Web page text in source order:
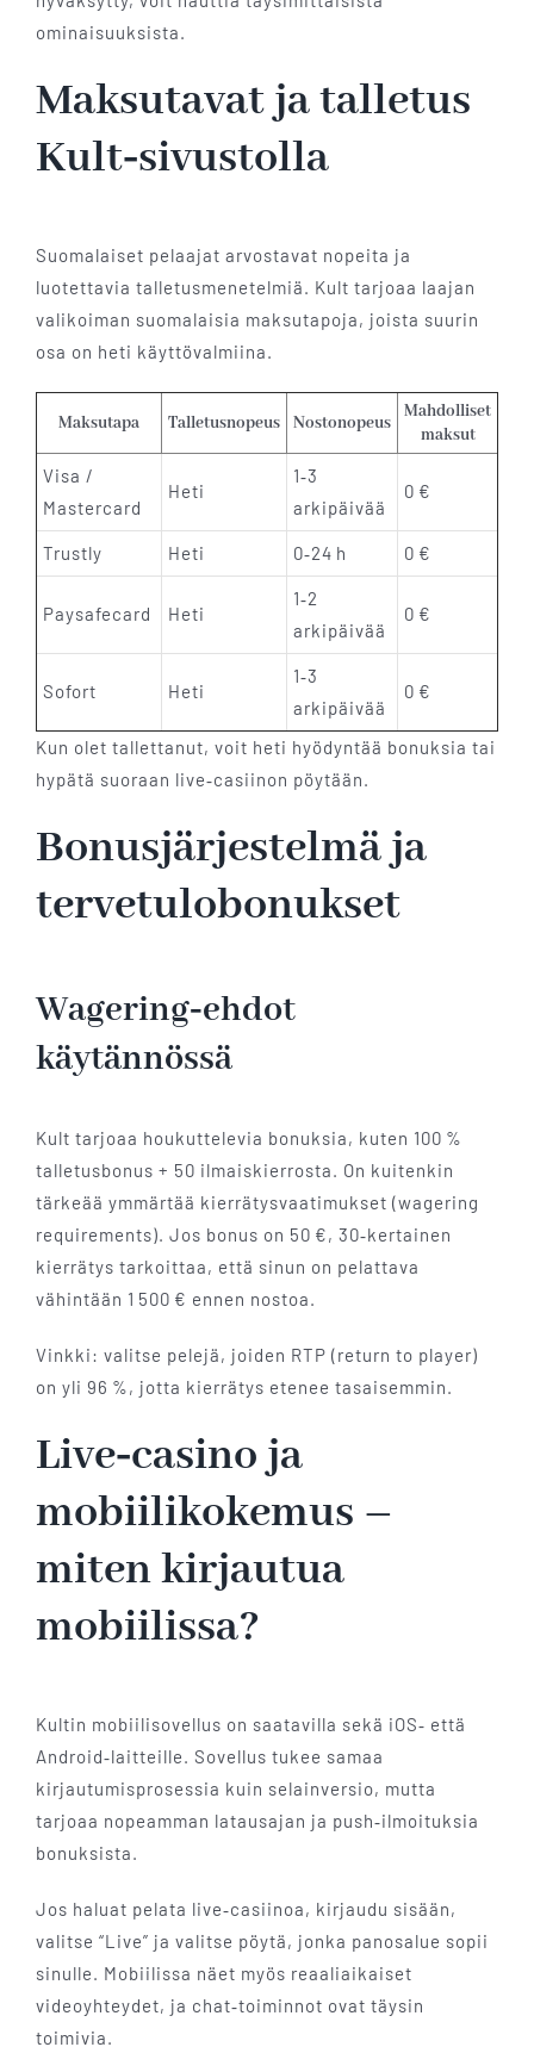
ominaisuuksista.
Maksutavat ja talletus
Kult‑sivustolla
Suomalaiset pelaajat arvostavat nopeita ja
luotettavia talletusmenetelmiä. Kult tarjoaa laajan
valikoiman suomalaisia maksutapoja, joista suurin
osa on heti käyttövalmiina.
Maksutapa Talletusnopeus Nostonopeus
Mahdolliset
maksut
Visa /
Mastercard
Heti
1‑3
arkipäivää
0 €
Trustly Heti 0‑24 h 0 €
Paysafecard Heti
1‑2
arkipäivää
0 €
Sofort Heti
1‑3
arkipäivää
0 €
Kun olet tallettanut, voit heti hyödyntää bonuksia tai
hypätä suoraan live‑casiinon pöytään.
Bonusjärjestelmä ja
tervetulobonukset
Wagering‑ehdot
käytännössä
Kult tarjoaa houkuttelevia bonuksia, kuten 100 %
talletusbonus + 50 ilmaiskierrosta. On kuitenkin
tärkeää ymmärtää kierrätysvaatimukset (wagering
requirements). Jos bonus on 50 €, 30‑kertainen
kierrätys tarkoittaa, että sinun on pelattava
vähintään 1 500 € ennen nostoa.
Vinkki: valitse pelejä, joiden RTP (return to player)
on yli 96 %, jotta kierrätys etenee tasaisemmin.
Live‑casino ja
mobiilikokemus –
miten kirjautua
mobiilissa?
Kultin mobiilisovellus on saatavilla sekä iOS‑ että
Android‑laitteille. Sovellus tukee samaa
kirjautumisprosessia kuin selainversio, mutta
tarjoaa nopeamman latausajan ja push‑ilmoituksia
bonuksista.
Jos haluat pelata live‑casiinoa, kirjaudu sisään,
valitse “Live” ja valitse pöytä, jonka panosalue sopii
sinulle. Mobiilissa näet myös reaaliaikaiset
videoyhteydet, ja chat‑toiminnot ovat täysin
toimivia.